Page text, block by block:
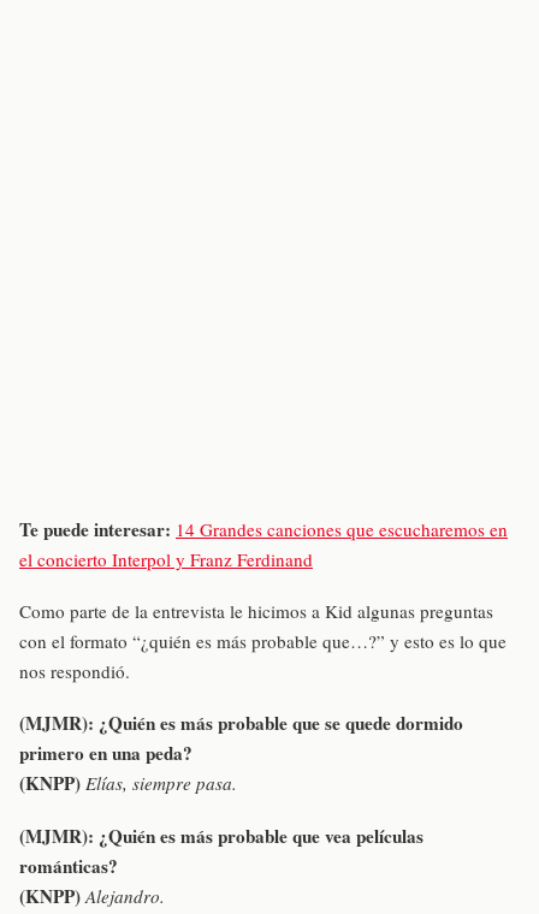
Te puede interesar: 14 Grandes canciones que escucharemos en
el concierto Interpol y Franz Ferdinand
Como parte de la entrevista le hicimos a Kid algunas preguntas
con el formato “¿quién es más probable que…?” y esto es lo que
nos respondió.
(MJMR): ¿Quién es más probable que se quede dormido
primero en una peda?
(KNPP) Elías, siempre pasa.
(MJMR): ¿Quién es más probable que vea películas
románticas?
(KNPP) Alejandro.